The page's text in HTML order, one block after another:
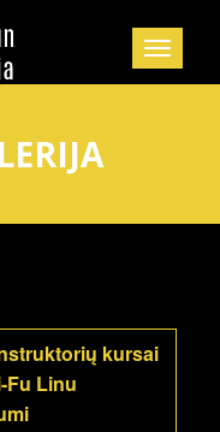
kursai
Fu Linu